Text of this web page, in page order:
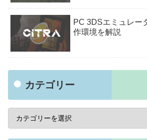
PC 3DSエミュレー
作環境を解説
カテゴリー